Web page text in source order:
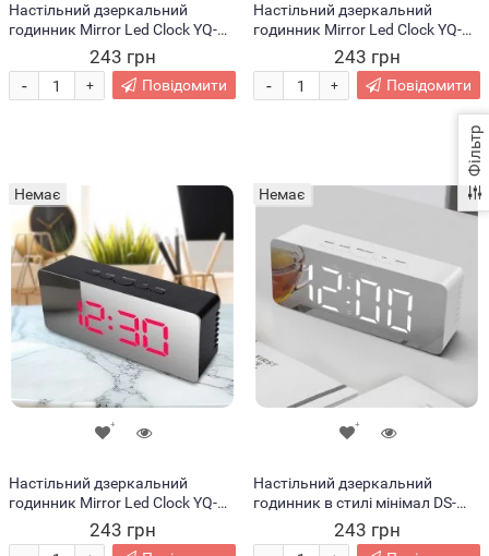
Фільтр
Настільний дзеркальний
годинник Mirror Led Clock YQ-
719 у стилі мінімал, Синій
циферблат/Чорний корпус
243 грн
+
- Повідомити
Настільний дзеркальний
годинник Mirror Led Clock YQ-
719 у стилі мінімал, Червоний
циферблат/Білий корпус
243 грн
+
- Повідомити
Немає
Настільний дзеркальний
годинник Mirror Led Clock YQ-
719 у стилі мінімал, Червоний
циферблат/Чорний корпус
243 грн
Немає
Настільний дзеркальний
годинник в стилі мінімал DS-
615 mirror led clock, на
батарейках Білі
243 грн